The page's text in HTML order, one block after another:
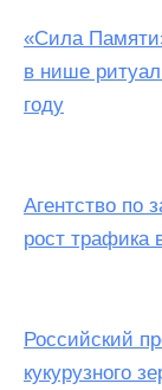
«Сила
в нише
году
Агентство по
рост трафика
Российский
кукурузного